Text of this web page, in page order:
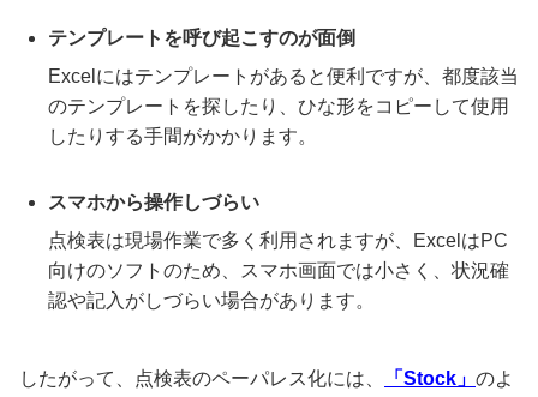
テンプレートを呼び起こすのが面倒
Excelにはテンプレートがあると便利ですが、都度該当
のテンプレートを探したり、ひな形をコピーして使用
したりする手間がかかります。
スマホから操作しづらい
点検表は現場作業で多く利用されますが、ExcelはPC
向けのソフトのため、スマホ画面では小さく、状況確
認や記入がしづらい場合があります。
したがって、点検表のペーパレス化には、 「Stock」 のよ